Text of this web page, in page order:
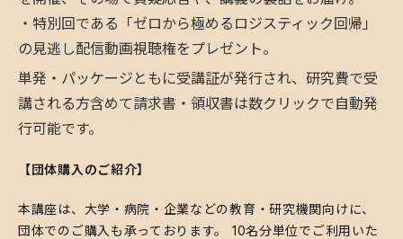
・特別回である「ゼロから極めるロジスティック回帰」
の見逃し配信動画視聴権をプレゼント。
​単発・パッケージともに受講証が発行され、研究費で受
講される方含めて請求書・領収書は数クリックで自動発
行可能です。
【団体購入のご紹介】
本講座は、大学・病院・企業などの教育・研究機関向けに、
団体でのご購入も承っております。 10名分単位でご利用いた